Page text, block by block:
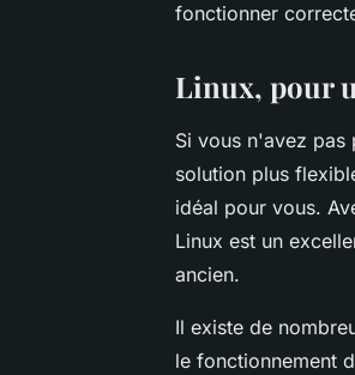
fonctionner
Linux, pour
Si vous n'avez pas
solution plus
idéal pour vous.
Linux est un
ancien.
Il existe de
le fonctionnement